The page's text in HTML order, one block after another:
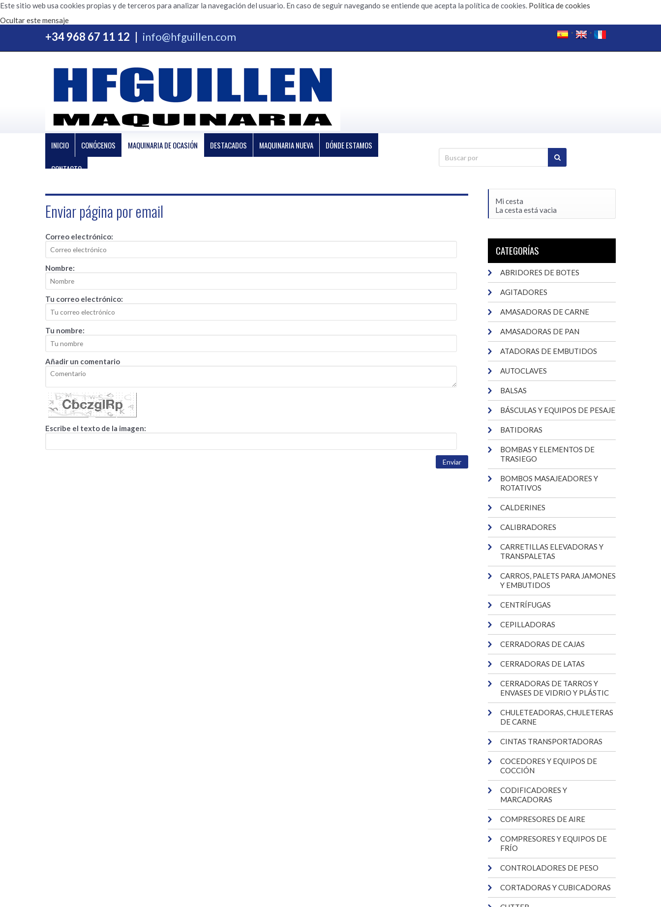
Este sitio web usa cookies propias y de terceros para analizar la navegación del usuario. En caso de seguir navegando se entiende que acepta la política de cookies. Política de cookies
Ocultar este mensaje
+34 968 67 11 12 info@hfguillen.com
INICIO CONÓCENOS MAQUINARIA DE OCASIÓN DESTACADOS MAQUINARIA NUEVA DÓNDE ESTAMOS
CONTACTO
Enviar página por email
Correo electrónico:
Nombre:
Tu correo electrónico:
Tu nombre:
Añadir un comentario
Escribe el texto de la imagen:
Mi cesta
La cesta está vacia
CATEGORÍAS
ABRIDORES DE BOTES
AGITADORES
AMASADORAS DE CARNE
AMASADORAS DE PAN
ATADORAS DE EMBUTIDOS
AUTOCLAVES
BALSAS
BÁSCULAS Y EQUIPOS DE PESAJE
BATIDORAS
BOMBAS Y ELEMENTOS DE
TRASIEGO
BOMBOS MASAJEADORES Y
ROTATIVOS
CALDERINES
CALIBRADORES
CARRETILLAS ELEVADORAS Y
TRANSPALETAS
CARROS, PALETS PARA JAMONES
Y EMBUTIDOS
CENTRÍFUGAS
CEPILLADORAS
CERRADORAS DE CAJAS
CERRADORAS DE LATAS
CERRADORAS DE TARROS Y
ENVASES DE VIDRIO Y PLÁSTIC
CHULETEADORAS, CHULETERAS
DE CARNE
CINTAS TRANSPORTADORAS
COCEDORES Y EQUIPOS DE
COCCIÓN
CODIFICADORES Y
MARCADORAS
COMPRESORES DE AIRE
COMPRESORES Y EQUIPOS DE
FRÍO
CONTROLADORES DE PESO
CORTADORAS Y CUBICADORAS